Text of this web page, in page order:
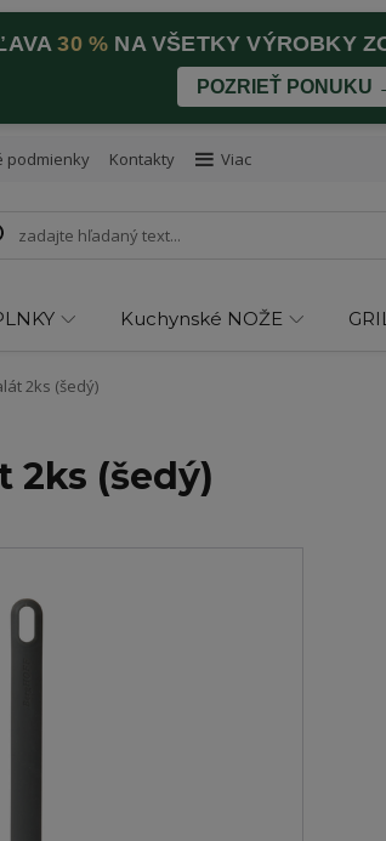
30 % NA VŠETKY VÝROBKY
POZRIEŤ PONUKU
podmienky Kontakty Viac
Kuchynské NOŽE
2ks (šedý)
2ks (šedý)